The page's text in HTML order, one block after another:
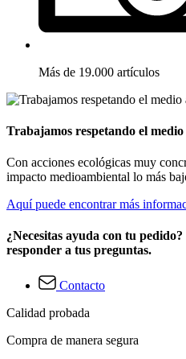
Más de 19.000 artículos
Trabajamos respetando el
Con acciones ecológicas muy
impacto medioambiental lo más
Aquí puede encontrar más
¿Necesitas ayuda con tu
responder a tus preguntas.
Contacto
Calidad probada
Compra de manera segura